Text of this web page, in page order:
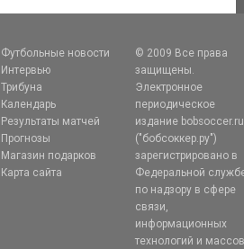
Футбольные новости
Интервью
Трибуна
Календарь
Результаты матчей
Прогнозы
Магазин подарков
Карта сайта
© 2009 Все права
защищены.
Электронное
периодическое
издание bobsoccer.ru
("бобсоккер.ру")
зарегистрировано в
Федеральной
по надзору в сфере
связи,
информационных
технологий и